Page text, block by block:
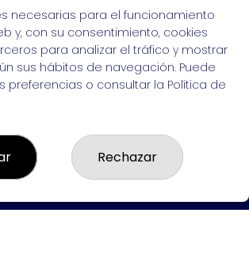
SUEÑOS
necesarias para el funcionamiento
y, con su consentimiento, cookies
para analizar el tráfico y mostrar
sus hábitos de navegación. Puede
preferencias o consultar la Política de
Rechazar